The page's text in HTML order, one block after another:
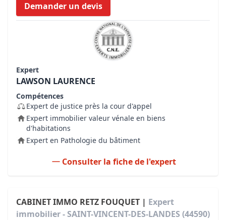
Demander un devis
Expert
LAWSON LAURENCE
Compétences
Expert de justice près la cour d'appel
Expert immobilier valeur vénale en biens
d'habitations
Expert en Pathologie du bâtiment
Consulter la fiche de l'expert
CABINET IMMO RETZ FOUQUET | Expert
immobilier - SAINT-VINCENT-DES-LANDES (44590)